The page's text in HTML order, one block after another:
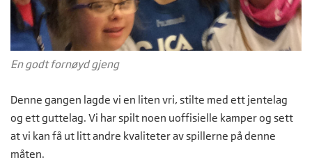
En godt fornøyd gjeng
Denne gangen lagde vi en liten vri, stilte med ett jentelag
og ett guttelag. Vi har spilt noen uoffisielle kamper og sett
at vi kan få ut litt andre kvaliteter av spillerne på denne
måten.